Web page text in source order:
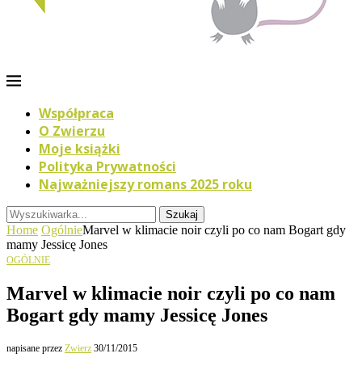
Współpraca
O Zwierzu
Moje książki
Polityka Prywatności
Najważniejszy romans 2025 roku
Szukaj
Home OgólnieMarvel w klimacie noir czyli po co nam Bogart gdy
mamy Jessicę Jones
OGÓLNIE
Marvel w klimacie noir czyli po co nam
Bogart gdy mamy Jessicę Jones
napisane przez Zwierz 30/11/2015